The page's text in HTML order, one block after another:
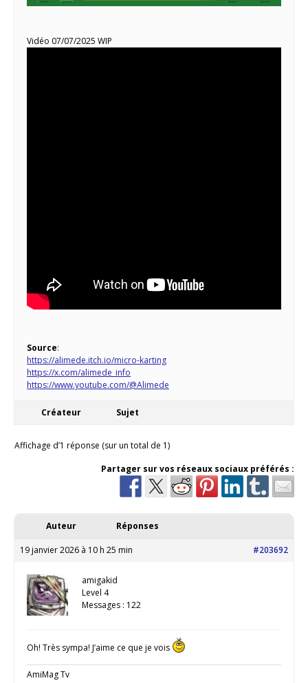
Vidéo 07/07/2025 WIP
Source:
https://alimede.itch.io/micro-karting
https://x.com/alimede_info
https://www.youtube.com/@Alimede
Créateur Sujet
Affichage d’1 réponse (sur un total de 1)
Partager sur vos réseaux sociaux préférés :
Auteur Réponses
19 janvier 2026 à 10 h 25 min #203692
amigakid
Level 4
Messages : 122
Oh! Très sympa! J’aime ce que je vois
AmiMag Tv